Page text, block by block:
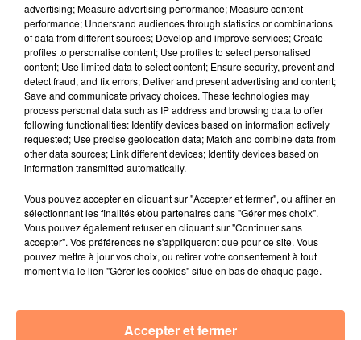
du tout avec une situation de crise",comme celle que
traversent les pays touchés par la pandémie de covid-
19. Pour lui, en ces temps de crise, les conseillers ne
doivent pas être les mêmes."Les gens qui décident ne
peuvent pas être les mêmes, parce que la question est
d'une autre nature : réagir vite, en prenant des
décisions rapides".
Et le professeur en microbiologie d'asséner :
ne pouvez pas avoir les mêmes qui dirigent les choses
et qui prennent les décisions dans les deux situations.
[…] Quand la guerre sera finie, vous commencerez à
faire des propositions thérapeutiques. Et ça n'est pas
advertising; Measure advertising performance; Measure content
performance; Understand audiences through statistics or combinations
of data from different sources; Develop and improve services; Create
profiles to personalise content; Use profiles to select personalised
content; Use limited data to select content; Ensure security, prevent and
detect fraud, and fix errors; Deliver and present advertising and content;
Save and communicate privacy choices. These technologies may
process personal data such as IP address and browsing data to offer
following functionalities: Identify devices based on information actively
requested; Use precise geolocation data; Match and combine data from
other data sources; Link different devices; Identify devices based on
information transmitted automatically.
Vous pouvez accepter en cliquant sur "Accepter et fermer", ou affiner en
sélectionnant les finalités et/ou partenaires dans "Gérer mes choix".
Vous pouvez également refuser en cliquant sur "Continuer sans
accepter". Vos préférences ne s'appliqueront que pour ce site. Vous
pouvez mettre à jour vos choix, ou retirer votre consentement à tout
moment via le lien "Gérer les cookies" situé en bas de chaque page.
Accepter et fermer